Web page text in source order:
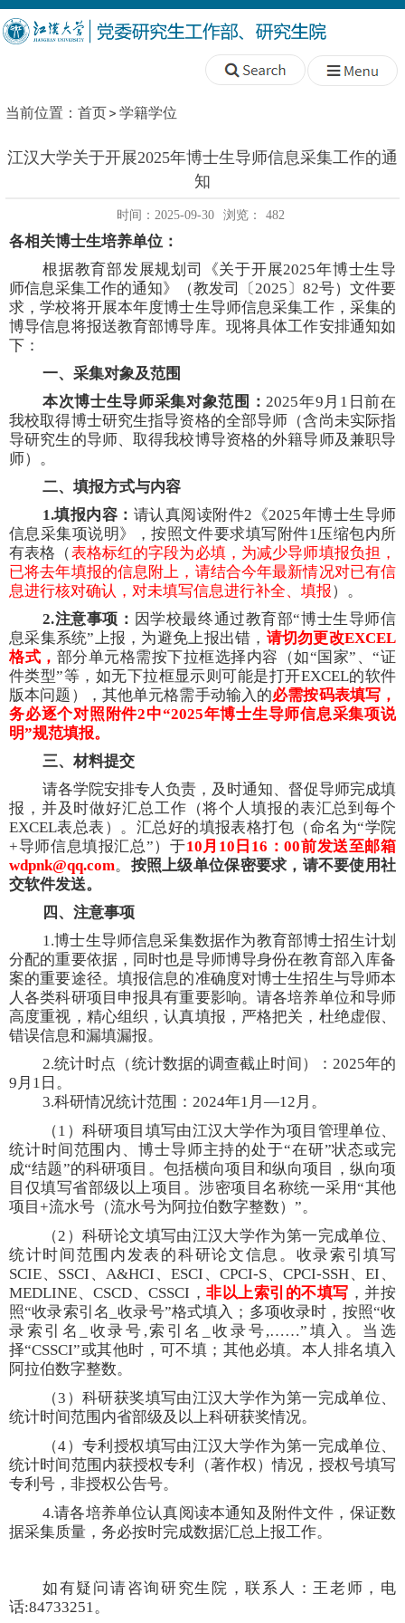
当前位置： 首页 学籍学位
江汉大学关于开展2025年博士生导师信息采集工作的通
知
时间：2025-09-30 浏览： 482
各相关博士生培养单位：
根据教育部发展规划司《关于开展2025年博士生导
师信息采集工作的通知》（教发司〔2025〕82号）文件要
求，学校将开展本年度博士生导师信息采集工作，采集的
博导信息将报送教育部博导库。现将具体工作安排通知如
下：
一、采集对象及范围
本次博士生导师采集对象范围：2025年9月1日前在
我校取得博士研究生指导资格的全部导师（含尚未实际指
导研究生的导师、取得我校博导资格的外籍导师及兼职导
师）。
二、填报方式与内容
1.填报内容： 请认真阅读附件2《2025年博士生导师
信息采集项说明》，按照文件要求填写附件1压缩包内所
有表格（表格标红的字段为必填，为减少导师填报负担，
已将去年填报的信息附上，请结合今年最新情况对已有信
息进行核对确认，对未填写信息进行补全、填报）。
2.注意事项： 因学校最终通过教育部“博士生导师信
息采集系统”上报，为避免上报出错， 请切勿更改EXCEL
格式， 部分单元格需按下拉框选择内容（如“国家”、“证
件类型”等，如无下拉框显示则可能是打开EXCEL的软件
版本问题），其他单元格需手动输入的必需按码表填写，
务必逐个对照附件2中“2025年博士生导师信息采集项说
明”规范填报。
三、材料提交
请各学院安排专人负责，及时通知、督促导师完成填
报，并及时做好汇总工作（将个人填报的表汇总到每个
EXCEL表总表）。汇总好的填报表格打包（命名为“学院
+导师信息填报汇总”）于10月10日16：00前发送至邮箱
wdpnk@qq.com。 按照上级单位保密要求，请不要使用社
交软件发送。
四、注意事项
1.博士生导师信息采集数据作为教育部博士招生计划
分配的重要依据，同时也是导师博导身份在教育部入库备
案的重要途径。填报信息的准确度对博士生招生与导师本
人各类科研项目申报具有重要影响。请各培养单位和导师
高度重视，精心组织，认真填报，严格把关，杜绝虚假、
错误信息和漏填漏报。
2.统计时点（统计数据的调查截止时间）：2025年的
9月1日。
3.科研情况统计范围：2024年1月—12月。
（1）科研项目填写由江汉大学作为项目管理单位、
统计时间范围内、博士导师主持的处于“在研”状态或完
成“结题”的科研项目。包括横向项目和纵向项目，纵向项
目仅填写省部级以上项目。涉密项目名称统一采用“其他
项目 +流水号（流水号为阿拉伯数字整数） ”。
（2）科研论文填写由江汉大学作为第一完成单位、
统计时间范围内发表的科研论文信息。收录索引填写
SCIE、 SSCI 、A&HCI 、ESCI 、CPCI-S、CPCI-SSH、EI 、
MEDLINE、CSCD、CSSCI，非以上索引的不填写 ，并按
照“收录索引名 _收录号”格式填入；多项收录时，按照“收
录索引名
收录号 ,索引名 收录号,……” 填入。当选
择“CSSCI”或其他时，可不填；其他必填。本人排名填入
阿拉伯数字整数。
（3）科研获奖填写由江汉大学作为第一完成单位、
统计时间范围内省部级及以上科研获奖情况。
（4）专利授权填写由江汉大学作为第一完成单位、
统计时间范围内获授权专利（著作权）情况，授权号填写
专利号，非授权公告号。
4.请各培养单位认真阅读本通知及附件文件，保证数
据采集质量，务必按时完成数据汇总上报工作。
如有疑问请咨询研究生院 ，联系人：王老师，电
话:84733251。